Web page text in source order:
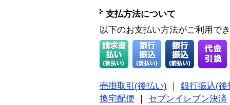
支払方法について
以下のお支払い方法がご利用で
売掛取引(後払い)
銀行振込(後
換宅配便
セブンイレブン決済